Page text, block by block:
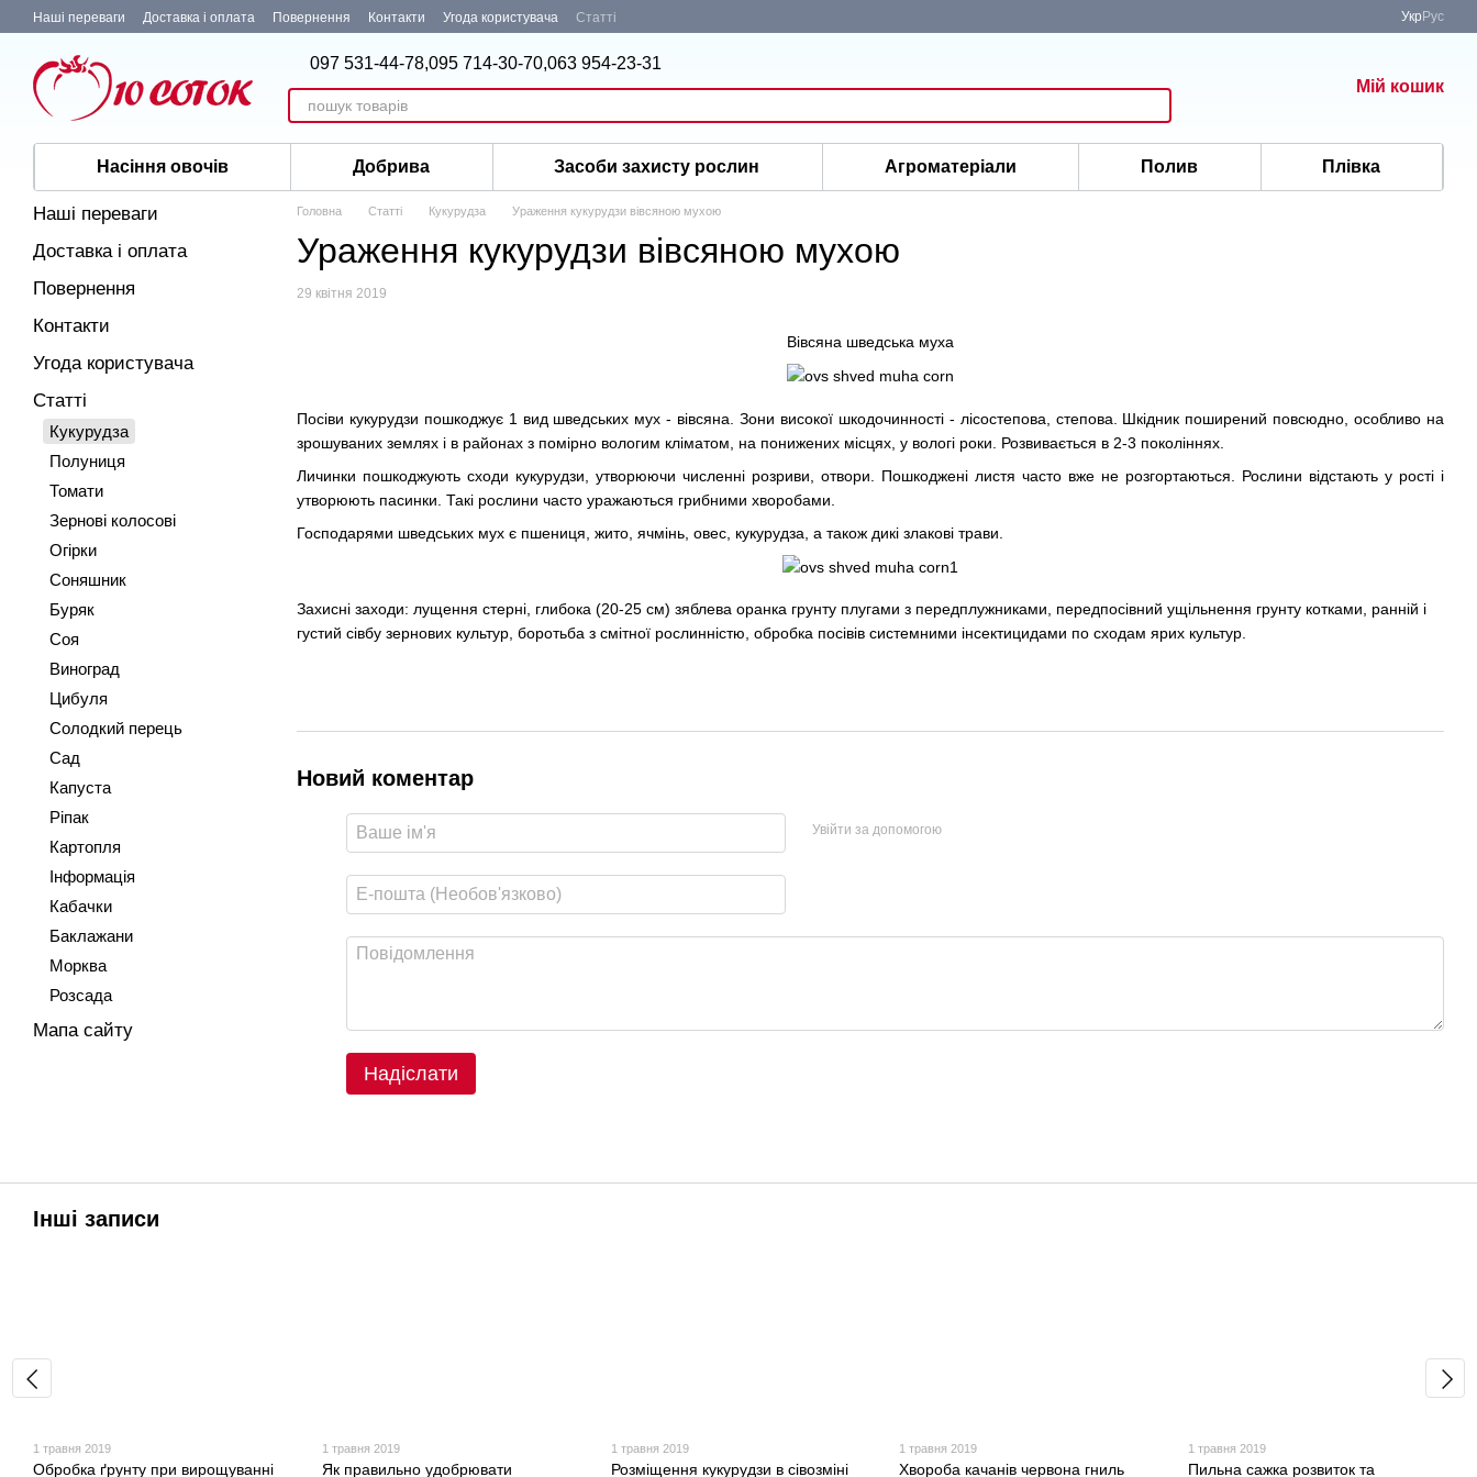
Перейти до основного контенту
Наші переваги Доставка і оплата Повернення Контакти Угода користувача Статті Укр Рус
097 531-44-78,095 714-30-70,063 954-23-31
Мій кошик
Насіння овочів Добрива Засоби захисту рослин Агроматеріали Полив Плівка
Головна Статті Кукурудза Ураження кукурудзи вівсяною мухою
Ураження кукурудзи вівсяною мухою
29 квітня 2019
Вівсяна шведська муха
Посіви кукурудзи пошкоджує 1 вид шведських мух - вівсяна. Зони високої шкодочинності - лісостепова, степова. Шкідник поширений повсюдно, особливо на
зрошуваних землях і в районах з помірно вологим кліматом, на понижених місцях, у вологі роки. Розвивається в 2-3 поколіннях.
Личинки пошкоджують сходи кукурудзи, утворюючи численні розриви, отвори. Пошкоджені листя часто вже не розгортаються. Рослини відстають у рості і
утворюють пасинки. Такі рослини часто уражаються грибними хворобами.
Господарями шведських мух є пшениця, жито, ячмінь, овес, кукурудза, а також дикі злакові трави.
Захисні заходи: лущення стерні, глибока (20-25 см) зяблева оранка грунту плугами з передплужниками, передпосівний ущільнення грунту котками, ранній і
густий сівбу зернових культур, боротьба з смітної рослинністю, обробка посівів системними інсектицидами по сходам ярих культур.
Новий коментар
Увійти за допомогою
Надіслати
Наші переваги
Доставка і оплата
Повернення
Контакти
Угода користувача
Статті
Кукурудза
Полуниця
Томати
Зернові колосові
Огірки
Соняшник
Буряк
Соя
Виноград
Цибуля
Солодкий перець
Сад
Капуста
Ріпак
Картопля
Інформація
Кабачки
Баклажани
Морква
Розсада
Мапа сайту
Інші записи
1 травня 2019
Обробка ґрунту при вирощуванні
1 травня 2019
Як правильно удобрювати
1 травня 2019
Розміщення кукурудзи в сівозміні
1 травня 2019
Хвороба качанів червона гниль
1 травня 2019
Пильна сажка розвиток та